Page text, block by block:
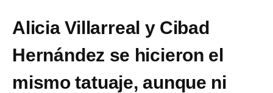
Alicia Villarreal y Cibad
Hernández se hicieron el
mismo tatuaje, aunque ni